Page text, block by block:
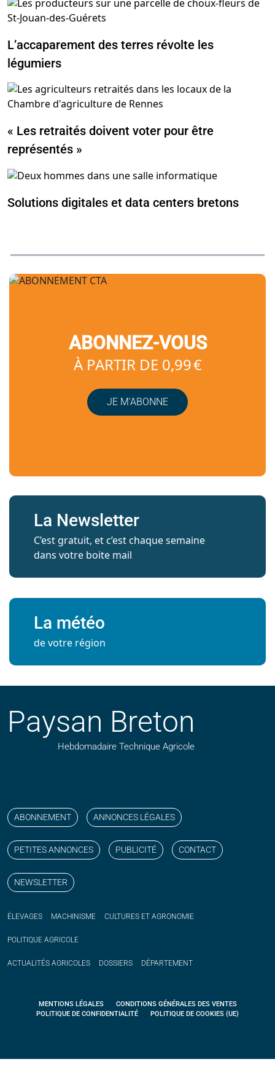
L’accaparement des terres révolte les
légumiers
« Les retraités doivent voter pour être
représentés »
Solutions digitales et data centers bretons
ABONNEZ-VOUS
À PARTIR DE 0,99 €
JE M’ABONNE
La Newsletter
C’est gratuit, et c’est chaque semaine
dans votre boite mail
La météo
de votre région
Paysan Breton
Hebdomadaire Technique Agricole
ABONNEMENT ANNONCES LÉGALES
PETITES ANNONCES PUBLICITÉ CONTACT
NEWSLETTER
ÉLEVAGES MACHINISME CULTURES ET AGRONOMIE
POLITIQUE AGRICOLE
ACTUALITÉS AGRICOLES DOSSIERS DÉPARTEMENT
MENTIONS LÉGALES
CONDITIONS GÉNÉRALES DES VENTES
POLITIQUE DE CONFIDENTIALITÉ
POLITIQUE DE COOKIES (UE)